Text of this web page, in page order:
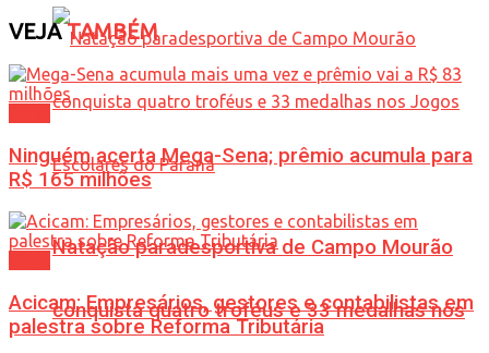
Natação paradesportiva de Campo Mourão
conquista quatro troféus e 33 medalhas nos
VEJATAMBÉM
Ninguém acerta Mega-Sena; prêmio acumula para
R$ 165 milhões
Acicam: Empresários, gestores e contabilistas em
palestra sobre Reforma Tributária